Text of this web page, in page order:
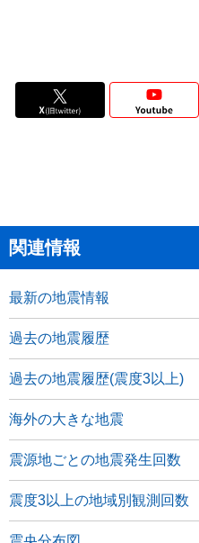
関連情報
最新の地震情報
過去の地震履歴
過去の地震履歴(震度3以上)
海外の大きな地震
震源地ごとの地震発生回数
震度3以上の地域別観測回数